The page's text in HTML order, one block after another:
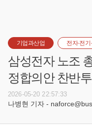
기업과산업 전자·전
삼성전자 노조
정합의안 찬반
2026-05-20 22:57:33
나병현 기자 -